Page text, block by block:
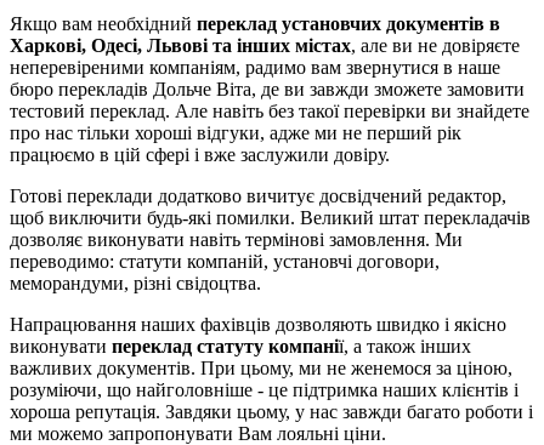
Якщо вам необхідний переклад установчих документів в
Харкові, Одесі, Львові та інших містах, але ви не довіряєте
неперевіреними компаніям, радимо вам звернутися в наше
бюро перекладів Дольче Віта, де ви завжди зможете замовити
тестовий переклад. Але навіть без такої перевірки ви знайдете
про нас тільки хороші відгуки, адже ми не перший рік
працюємо в цій сфері і вже заслужили довіру.
Готові переклади додатково вичитує досвідчений редактор,
щоб виключити будь-які помилки. Великий штат перекладачів
дозволяє виконувати навіть термінові замовлення. Ми
переводимо: статути компаній, установчі договори,
меморандуми, різні свідоцтва.
Напрацювання наших фахівців дозволяють швидко і якісно
виконувати переклад статуту компанії, а також інших
важливих документів. При цьому, ми не женемося за ціною,
розуміючи, що найголовніше - це підтримка наших клієнтів і
хороша репутація. Завдяки цьому, у нас завжди багато роботи і
ми можемо запропонувати Вам лояльні ціни.